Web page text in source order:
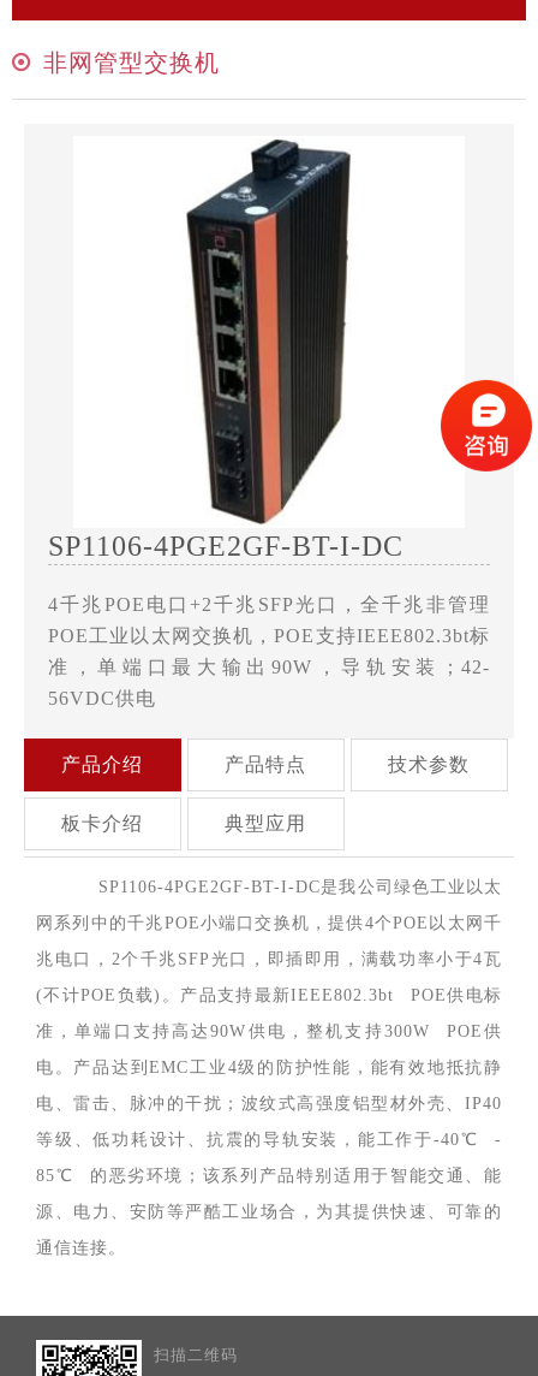
非网管型交换机
SP1106-4PGE2GF-BT-I-DC
4千兆POE电口+2千兆SFP光口，全千兆非管理
POE工业以太网交换机，POE支持IEEE802.3bt标
准，单端口最大输出90W，导轨安装；42-
56VDC供电
产品介绍 产品特点 技术参数
板卡介绍 典型应用
SP1106-4PGE2GF-BT-I-DC是我公司绿色工业以太
网系列中的千兆POE小端口交换机，提供4个POE以太网千
兆电口，2个千兆SFP光口，即插即用，满载功率小于4瓦
(不计POE负载)。产品支持最新IEEE802.3bt POE供电标
准，单端口支持高达90W供电，整机支持300W POE供
电。产品达到EMC工业4级的防护性能，能有效地抵抗静
电、雷击、脉冲的干扰；波纹式高强度铝型材外壳、IP40
等级、低功耗设计、抗震的导轨安装，能工作于-40℃ -
85℃ 的恶劣环境；该系列产品特别适用于智能交通、能
源、电力、安防等严酷工业场合，为其提供快速、可靠的
通信连接。
扫描二维码